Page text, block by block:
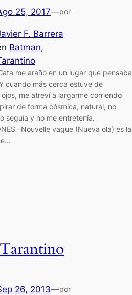
25, 2017—por
F. Barrera
Batman
me arañó en un lugar que pensaba
cuando más cerca estuve de
me atreví a largarme corriendo
de forma cósmica, natural, no
seguía y no me entretenía.
–Nouvelle vague (Nueva ola) es la
26, 2013—por